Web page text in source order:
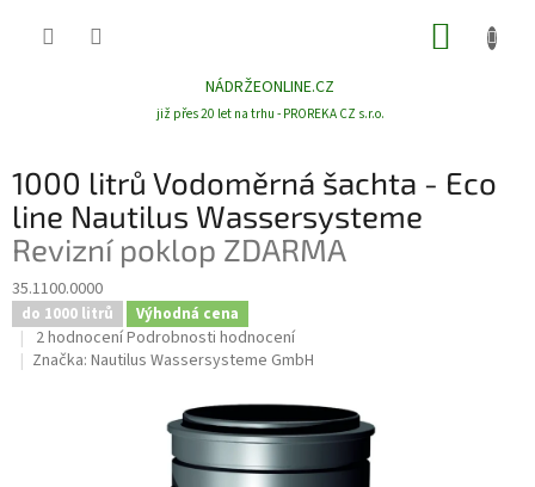
NÁDRŽEONLINE.CZ
již přes 20 let na trhu - PROREKA CZ s.r.o.
1000 litrů Vodoměrná šachta - Eco
line Nautilus Wassersysteme
Revizní poklop ZDARMA
35.1100.0000
do 1000 litrů Výhodná cena
Průměrné
hodnocení
2 hodnoceníPodrobnosti hodnocení
Značka: Nautilus Wassersysteme GmbH